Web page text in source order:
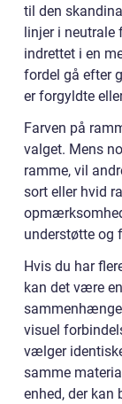
til den
linjer i
indrettet i en
fordel gå efter
er forgyldte
Farven på
valget. Mens
ramme, vil
sort eller hvid
understøtte og
Hvis du har
kan det være
visuel
vælger
samme
enhed, der